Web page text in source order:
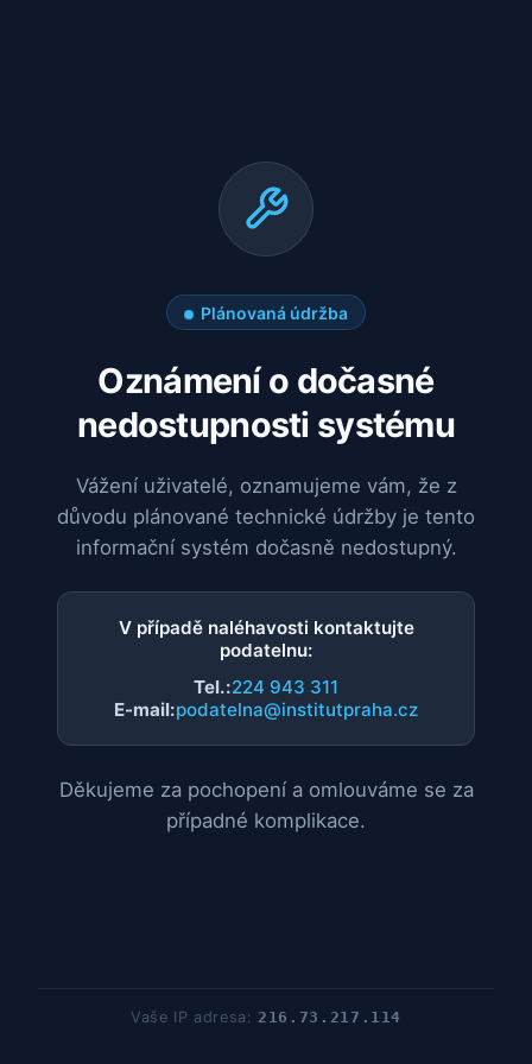
Plánovaná údržba
Oznámení o dočasné
nedostupnosti systému
Vážení uživatelé, oznamujeme vám, že z
důvodu plánované technické údržby je tento
informační systém dočasně nedostupný.
V případě naléhavosti kontaktujte
podatelnu:
Tel.:224 943 311
E-mail:podatelna@institutpraha.cz
Děkujeme za pochopení a omlouváme se za
případné komplikace.
Vaše IP adresa:216.73.217.114